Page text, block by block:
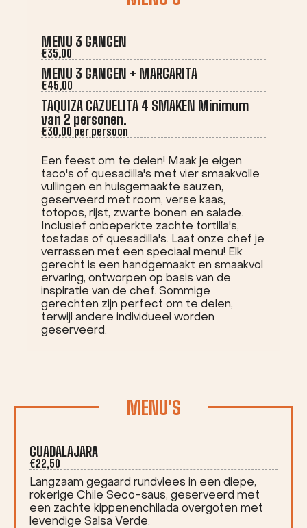
MENU 3 GANGEN
€35,00
MENU 3 GANGEN + MARGARITA
€45,00
TAQUIZA CAZUELITA 4 SMAKEN Minimum
van 2 personen.
€30,00 per persoon
Een feest om te delen! Maak je eigen
taco's of quesadilla's met vier smaakvolle
vullingen en huisgemaakte sauzen,
geserveerd met room, verse kaas,
totopos, rijst, zwarte bonen en salade.
Inclusief onbeperkte zachte tortilla's,
tostadas of quesadilla's. Laat onze chef je
verrassen met een speciaal menu! Elk
gerecht is een handgemaakt en smaakvol
ervaring, ontworpen op basis van de
inspiratie van de chef. Sommige
gerechten zijn perfect om te delen,
terwijl andere individueel worden
geserveerd.
MENU'S
GUADALAJARA
€22,50
Langzaam gegaard rundvlees in een diepe,
rokerige Chile Seco-saus, geserveerd met
een zachte kippenenchilada overgoten met
levendige Salsa Verde.